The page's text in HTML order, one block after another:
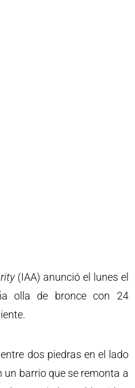
(IAA) anunció el lunes el
olla de bronce con 24
dos piedras en el lado
un barrio que se remonta a